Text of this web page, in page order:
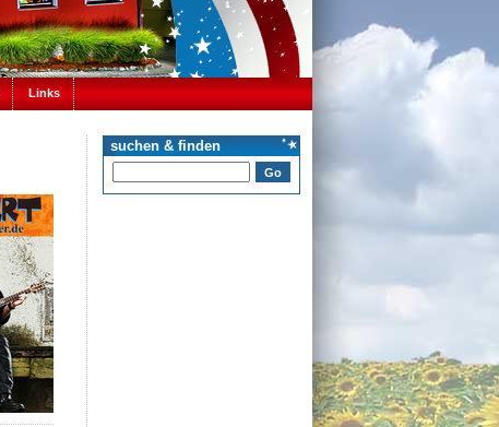
Links
suchen & finden